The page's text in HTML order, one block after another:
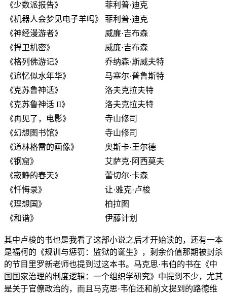
《少数派报告》
菲利普·迪克
《机器人会梦见电子羊吗》
菲利普·迪克
《神经漫游者》
威廉·吉布森
《捍卫机密》
威廉·吉布森
《格列佛游记》
乔纳森·斯威夫特
《追忆似水年华》
马塞尔·普鲁斯特
《克苏鲁神话》
洛夫克拉夫特
《克苏鲁神话 II》
洛夫克拉夫特
《再见了，电影》
寺山修司
《幻想图书馆》
寺山修司
《道林格雷的画像》
奥斯卡·王尔德
《钢窟》
艾萨克·阿西莫夫
《寂静的春天》
蕾切尔·卡森
《忏悔录》
让·雅克·卢梭
《理想国》
柏拉图
《和谐》
伊藤计划
其中卢梭的书也是我看了这部小说之后才开始读的，还有一本
是福柯的《规训与惩罚：监狱的诞生》，剩余价值那期被封杀
的节目里罗新老师也提到过这本书。马克思·韦伯的书在《中
国国家治理的制度逻辑：一个组织学研究》中提到不少，尤其
是关于官僚政治的，而且马克思·韦伯还和前文提到的路德维